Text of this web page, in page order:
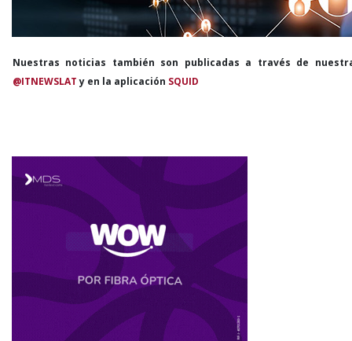
Nuestras noticias también son publicadas a través de
@ITNEWSLATy en la aplicación SQUID